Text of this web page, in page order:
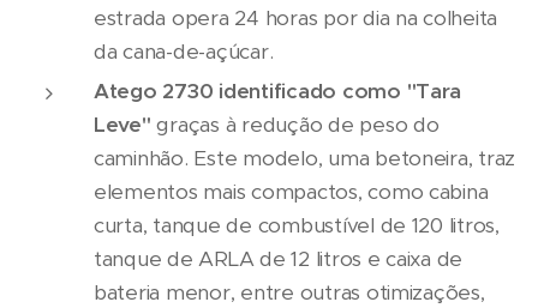
estrada opera 24 horas por dia na colheita
da cana-de-açúcar.
Atego 2730 identificado como "Tara
Leve" graças à redução de peso do
caminhão. Este modelo, uma betoneira, traz
elementos mais compactos, como cabina
curta, tanque de combustível de 120 litros,
tanque de ARLA de 12 litros e caixa de
bateria menor, entre outras otimizações,